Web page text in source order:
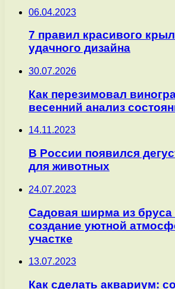
06.04.2023
7 правил красивого
удачного дизайна
30.07.2026
Как перезимовал
весенний анализ
14.11.2023
В России появился
для животных
24.07.2023
Садовая ширма из бруса
создание уютной
участке
13.07.2023
Как сделать аквариум: